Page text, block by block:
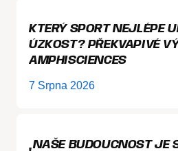
KTERÝ SPORT NEJLÉPE
ÚZKOST? PŘEKVAPIVÉ
AMPHISCIENCES
7 Srpna 2026
„NAŠE BUDOUCNOST JE